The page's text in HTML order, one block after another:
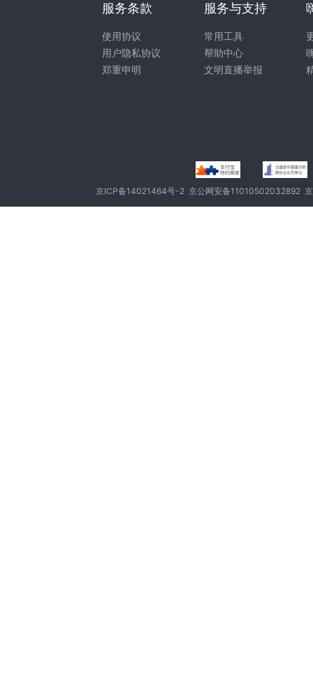
服务与支持
常用工具
帮助中心
文明直播举报
服务条款
使用协议
用户隐私协议
郑重申明
京ICP备14021464号-2 京公网安备11010502032892